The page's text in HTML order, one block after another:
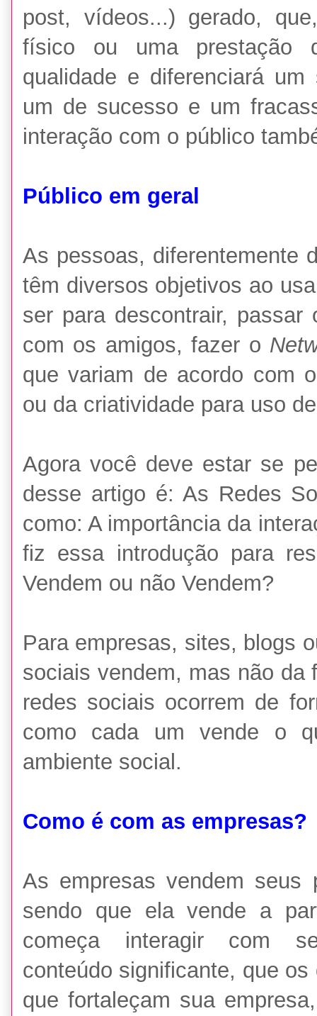
post, vídeos...) gerado,
físico ou uma prestação
qualidade e diferenciará
um de sucesso e um
interação com o público
Público em geral
As pessoas, diferentemente
têm diversos objetivos ao
ser para descontrair, passar
com os amigos, fazer o
que variam de acordo com
ou da criatividade para uso
Agora você deve estar se
desse artigo é: As Redes
como: A importância da
fiz essa introdução para
Vendem ou não Vendem?
Para empresas, sites, blogs
sociais vendem, mas não da
redes sociais ocorrem de
como cada um vende o
ambiente social.
Como é com as empresas?
As empresas vendem seus
sendo que ela vende a
começa interagir com
conteúdo significante, que
que fortaleçam sua